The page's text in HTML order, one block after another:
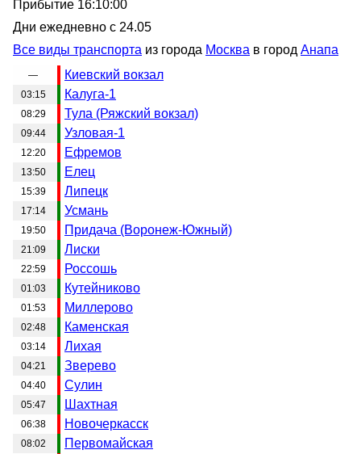
Прибытие 16:10:00
Дни ежедневно с 24.05
Все виды транспорта из города Москва в город Анапа
— Киевский вокзал
03:15 Калуга-1
08:29 Тула (Ряжский вокзал)
09:44 Узловая-1
12:20 Ефремов
13:50 Елец
15:39 Липецк
17:14 Усмань
19:50 Придача (Воронеж-Южный)
21:09 Лиски
22:59 Россошь
01:03 Кутейниково
01:53 Миллерово
02:48 Каменская
03:14 Лихая
04:21 Зверево
04:40 Сулин
05:47 Шахтная
06:38 Новочеркасск
08:02 Первомайская